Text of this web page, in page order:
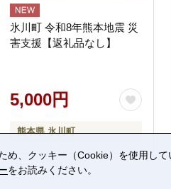
氷川町 令和8年熊本地震 災
害支援【返礼品なし】
5,000円
熊本県 氷川町
め、クッキー（Cookie）を使用し
をお読みください。